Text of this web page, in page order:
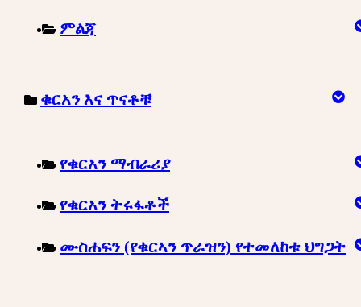
ምልጃ
ቁርአን እና ጥናቶቹ
የቁርአን ማብራሪያ
የቁርአን ትሩፋቶች
ሙስሐፍን (የቁርኣን ጥራዝን) የተመለከቱ ህግጋት